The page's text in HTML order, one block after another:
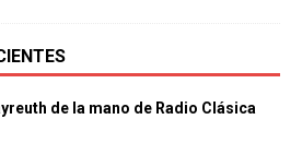
de la mano de Radio Clásica